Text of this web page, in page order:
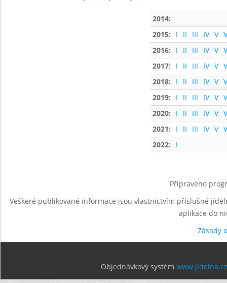
2014:
2015:
I II III IV V
2016:
I II III IV V
2017:
I II III IV V
2018:
I II III IV V
2019:
I II III IV V
2020:
I II III IV V
2021:
I II III IV V
2022:
I
Připraveno
Veškeré publikované informace jsou vlastnictvím příslušné
aplikace do
Zásady
Objednávkový systém www.jidelna.cz